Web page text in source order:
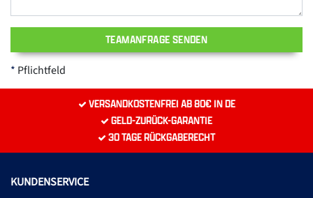
TEAMANFRAGE SENDEN
Pflichtfeld
VERSANDKOSTENFREI AB 80€ IN DE
GELD-ZURÜCK-GARANTIE
30 TAGE RÜCKGABERECHT
KUNDENSERVICE